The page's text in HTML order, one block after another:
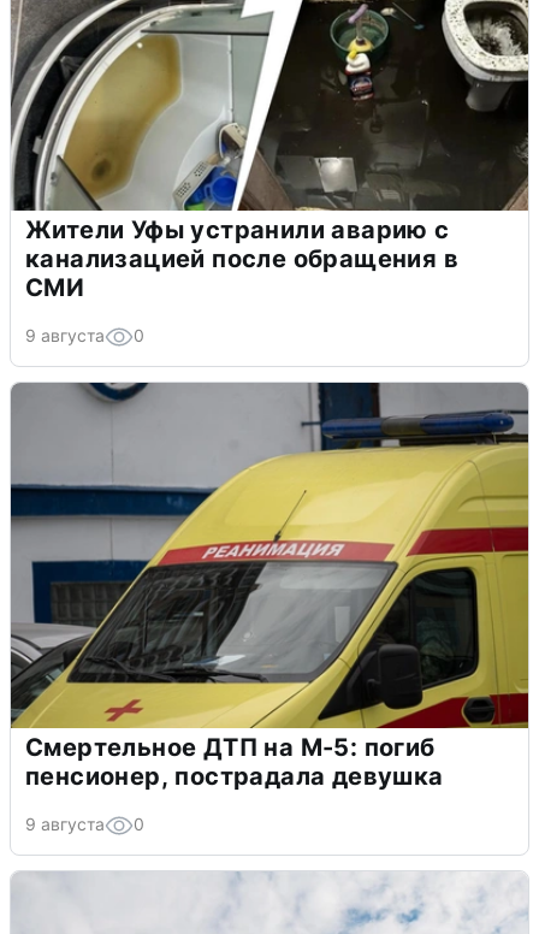
Жители Уфы устранили аварию с
канализацией после обращения в
СМИ
9 августа 0
Смертельное ДТП на М-5: погиб
пенсионер, пострадала девушка
9 августа 0